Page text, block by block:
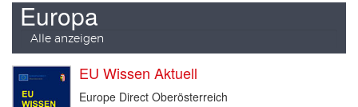
Europa
Alle anzeigen
EU Wissen Aktuell
Europe Direct Oberösterreich